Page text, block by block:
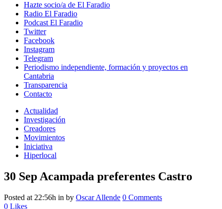
Hazte socio/a de El Faradio
Radio El Faradio
Podcast El Faradio
Twitter
Facebook
Instagram
Telegram
Periodismo independiente, formación y proyectos en
Cantabria
Transparencia
Contacto
Actualidad
Investigación
Creadores
Movimientos
Iniciativa
Hiperlocal
30 Sep Acampada preferentes Castro
Posted at 22:56h in by Oscar Allende 0 Comments
0 Likes